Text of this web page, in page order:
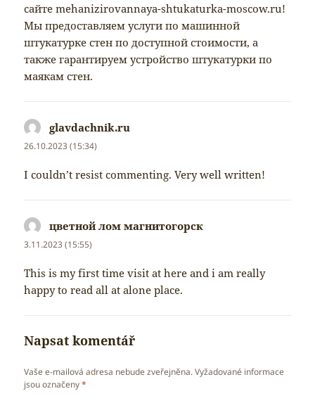
сайте mehanizirovannaya-shtukaturka-moscow.ru!
Мы предоставляем услуги по машинной
штукатурке стен по доступной стоимости, а
также гарантируем устройство штукатурки по
маякам стен.
glavdachnik.ru
26.10.2023 (15:34)
I couldn’t resist commenting. Very well written!
цветной лом магнитогорск
3.11.2023 (15:55)
This is my first time visit at here and i am really
happy to read all at alone place.
Napsat komentář
Vaše e-mailová adresa nebude zveřejněna. Vyžadované informace
jsou označeny*